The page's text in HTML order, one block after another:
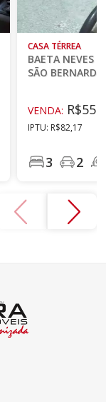
CASA TÉRREA
BAETA NEVES
SÃO
VENDA:
IPTU: R$82,17
3 2